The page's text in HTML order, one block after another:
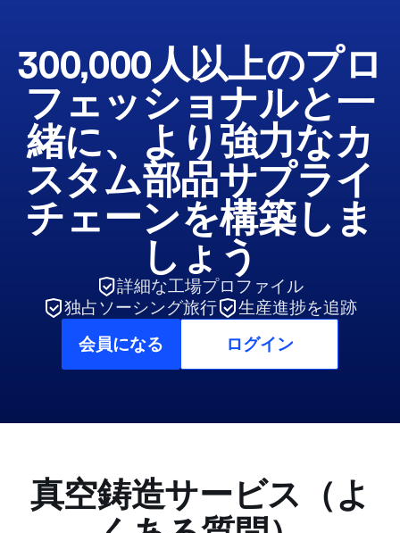
300,000人以上のプロ
フェッショナルと一
緒に、より強力なカ
スタム部品サプライ
チェーンを構築しま
しょう
詳細な工場プロファイル
独占ソーシング旅行
生産進捗を追跡
会員になる
ログイン
真空鋳造サービス（よ